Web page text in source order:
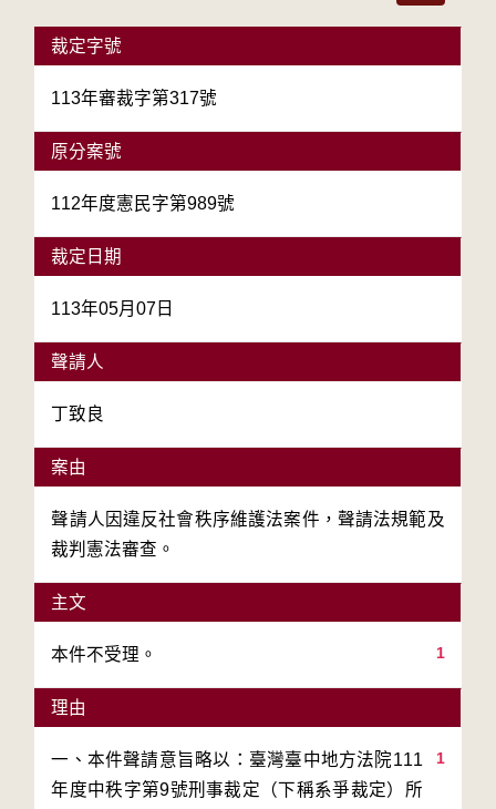
裁定字號
113年審裁字第317號
原分案號
112年度憲民字第989號
裁定日期
113年05月07日
聲請人
丁致良
案由
聲請人因違反社會秩序維護法案件，聲請法規範及
裁判憲法審查。
主文
1
本件不受理。
理由
1
一、本件聲請意旨略以：臺灣臺中地方法院111
年度中秩字第9號刑事裁定（下稱系爭裁定）所